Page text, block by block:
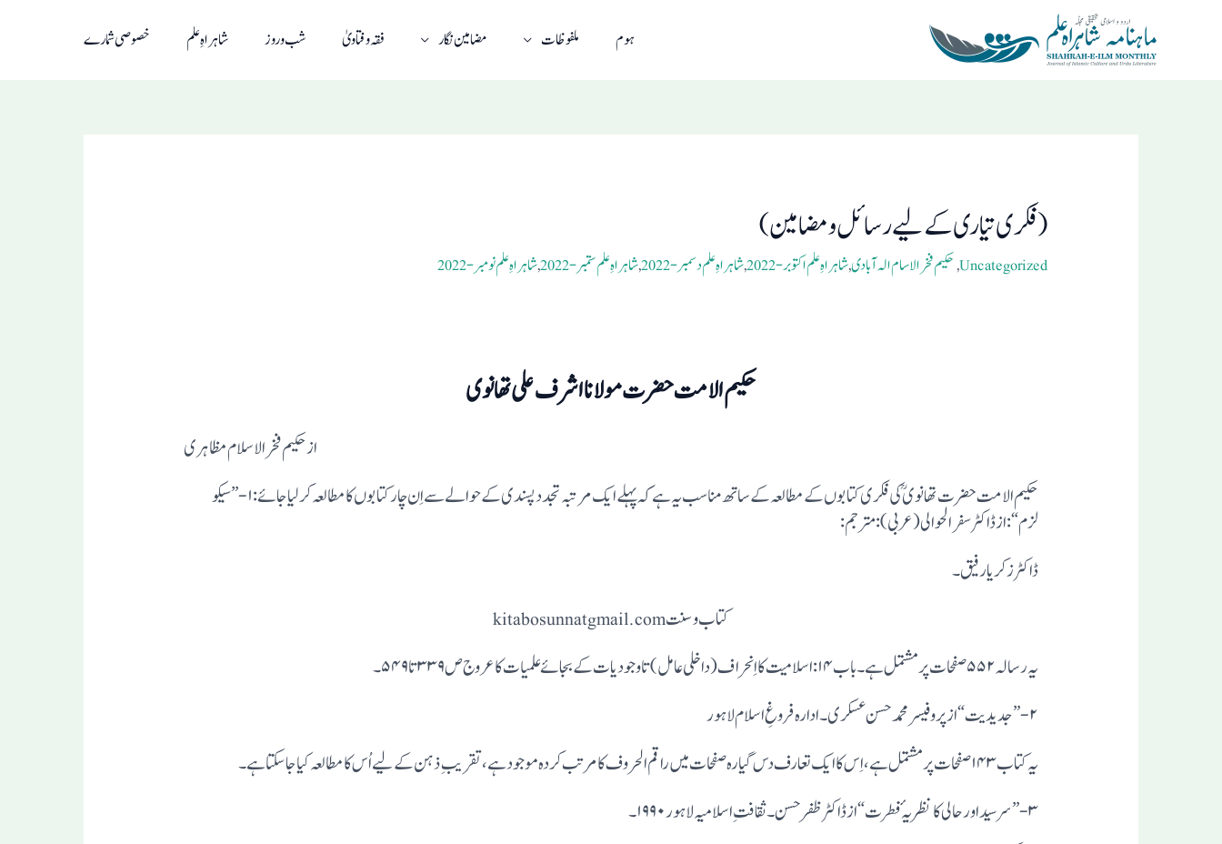
ہوم ملفوظات مضامین نگار فقہ و فتاویٰ شب و روز شاہراہِ علم خصوصی شمارے
(فکری تیاری کے لیے رسائل ومضامین )
Uncategorized
,حکیم فخرالاسام الہ آبادی,شاہراہِ علم اکتوبر- 2022 ,شاہراہِ علم دسمبر- 2022 ,شاہراہِ علم ستمبر- 2022 ,شاہراہِ علم نومبر- 2022
حکیم الامت حضرت مولانا اشرف علی تھانوی
ازحکیم فخرالاسلام مظاہری
حکیم الامت حضرت تھانویکی فکری کتابوں کے مطالعہ کے ساتھ مناسب یہ ہے کہ پہلے ایک مرتبہ تجدد پسندی کے حوالے سے اِن چار کتابوں کا مطا لعہ کر لیا جائے:۱-”سیکو
لزم“:از ڈاکٹر سفر الحوالی(عربی):مترجم:
ڈاکٹر زکریا رفیق۔
کتاب و سنت kitabosunnatgmail.com
یہ رسالہ ۵۵۲ صفحات پر مشتمل ہے۔باب ۱۴:اسلامیت کا اِنحراف(داخلی عامل)تا وجودیات کے بجائے علمیات کا عروج ص۳۳۹تا ۵۴۹۔
یہ کتاب ۱۴۳ صفحات پر مشتمل ہے،اِس کا ایک تعارف دس گیارہ صفحات میں راقم الحروف کامرتب کردہ موجود ہے،تقریبِ ذہن کے لیے اُس کا مطالعہ کیا جا سکتا ہے۔
۳-”سر سید اور حالی کا نظریہٴ فطرت“از ڈاکٹر ظفر حسن۔ثقافتِ اسلامیہ لاہور ۱۹۹۰۔